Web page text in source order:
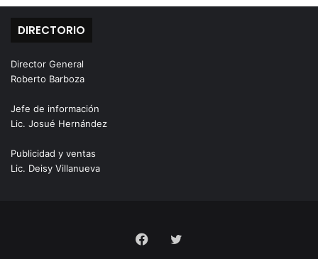
DIRECTORIO
Director General
Roberto Barboza
Jefe de información
Lic. Josué Hernández
Publicidad y ventas
Lic. Deisy Villanueva
FacebookTwitter